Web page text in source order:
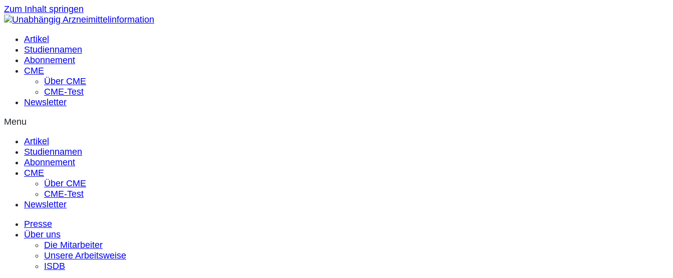
Zum Inhalt springen
Artikel
Studiennamen
Abonnement
CME
Über CME
CME-Test
Newsletter
Menu
Artikel
Studiennamen
Abonnement
CME
Über CME
CME-Test
Newsletter
Presse
Über uns
Die Mitarbeiter
Unsere Arbeitsweise
ISDB